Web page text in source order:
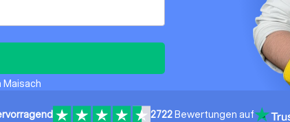
2722Bewertungen auf